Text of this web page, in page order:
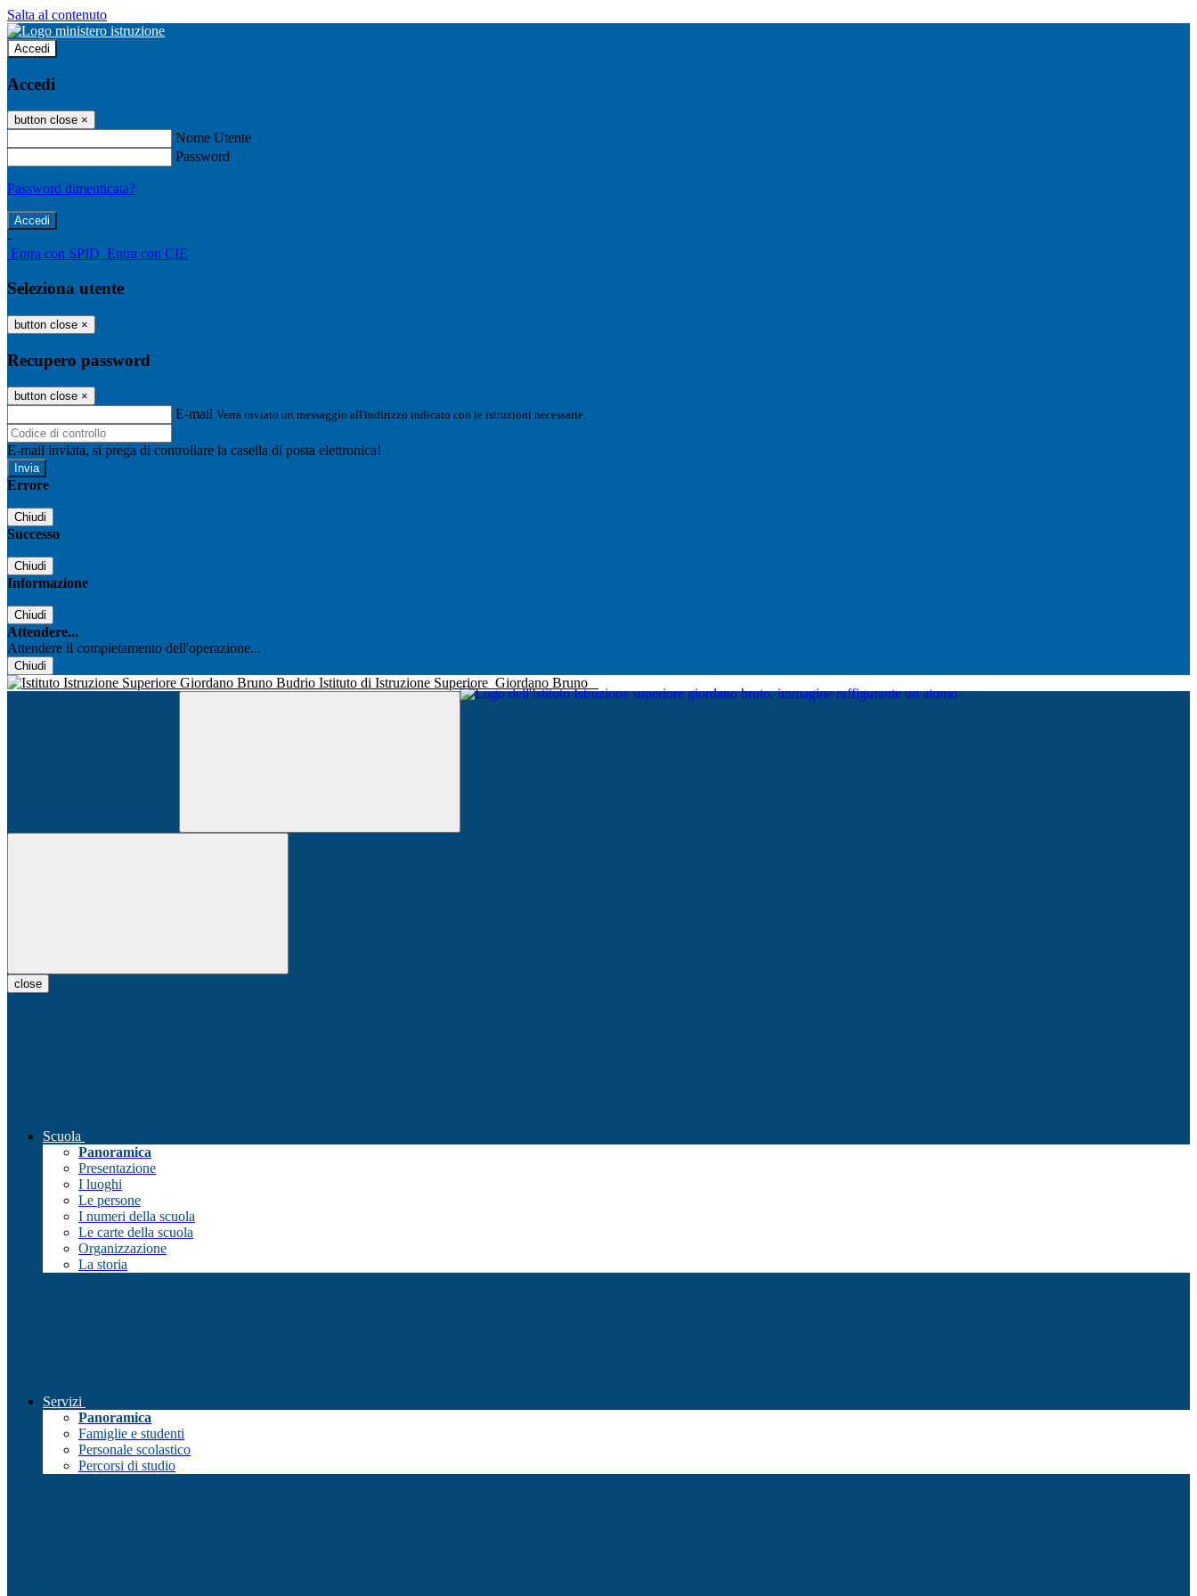
Salta al contenuto
Accedi
Accedi
button close ×
Nome Utente
Password
Password dimenticata?
-
Entra con SPID Entra con CIE
Seleziona utente
button close ×
Recupero password
button close ×
E-mail Verrà inviato un messaggio all'indirizzo indicato con le istruzioni necessarie.
E-mail inviata, si prega di controllare la casella di posta elettronica!
Errore
Chiudi
Successo
Chiudi
Informazione
Chiudi
Attendere...
Attendere il completamento dell'operazione...
Chiudi
Istituto di Istruzione Superiore Giordano Bruno
close
Scuola
Panoramica
Presentazione
I luoghi
Le persone
I numeri della scuola
Le carte della scuola
Organizzazione
La storia
Servizi
Panoramica
Famiglie e studenti
Personale scolastico
Percorsi di studio